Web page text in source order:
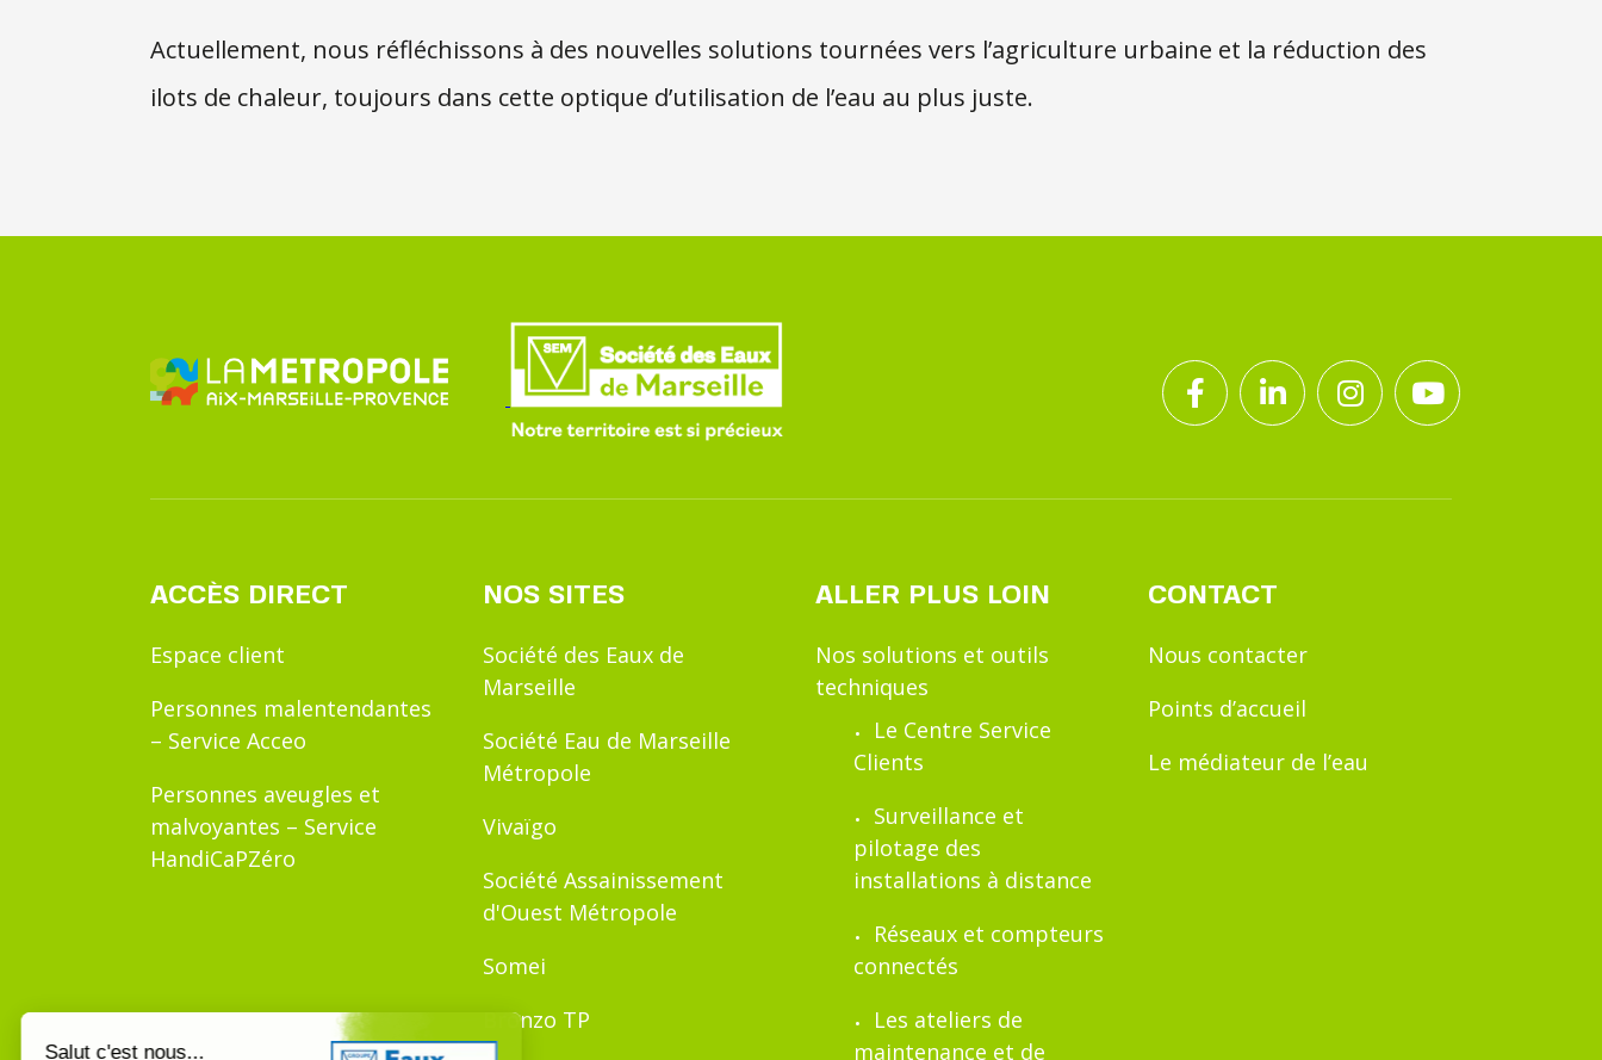
Actuellement, nous réfléchissons à des nouvelles solutions tournées vers l’agriculture urbaine et la réduction des
ilots de chaleur, toujours dans cette optique d’utilisation de l’eau au plus juste.
ACCÈS DIRECT
Espace client
Personnes malentendantes
– Service Acceo
Personnes aveugles et
malvoyantes – Service
HandiCaPZéro
NOS SITES
Société des Eaux de
Marseille
Société Eau de Marseille
Métropole
Vivaïgo
Société Assainissement
d'Ouest Métropole
Somei
Bronzo TP
ALLER PLUS LOIN
Nos solutions et outils
techniques
Le Centre Service
Clients
Surveillance et
pilotage des
installations à distance
Réseaux et compteurs
connectés
Les ateliers de
maintenance et de
CONTACT
Nous contacter
Points d’accueil
Le médiateur de l’eau